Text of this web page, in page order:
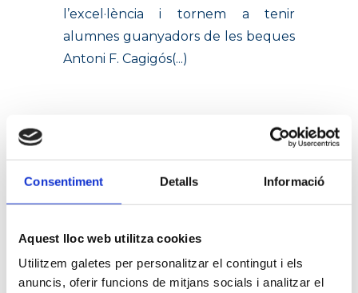
Consentiment Detalls Informació
Aquest lloc web utilitza cookies
Utilitzem galetes per personalitzar el contingut i els
anuncis, oferir funcions de mitjans socials i analitzar el
l’excel·lència i tornem a tenir
alumnes guanyadors de les beques
Antoni F. Cagigós(...)